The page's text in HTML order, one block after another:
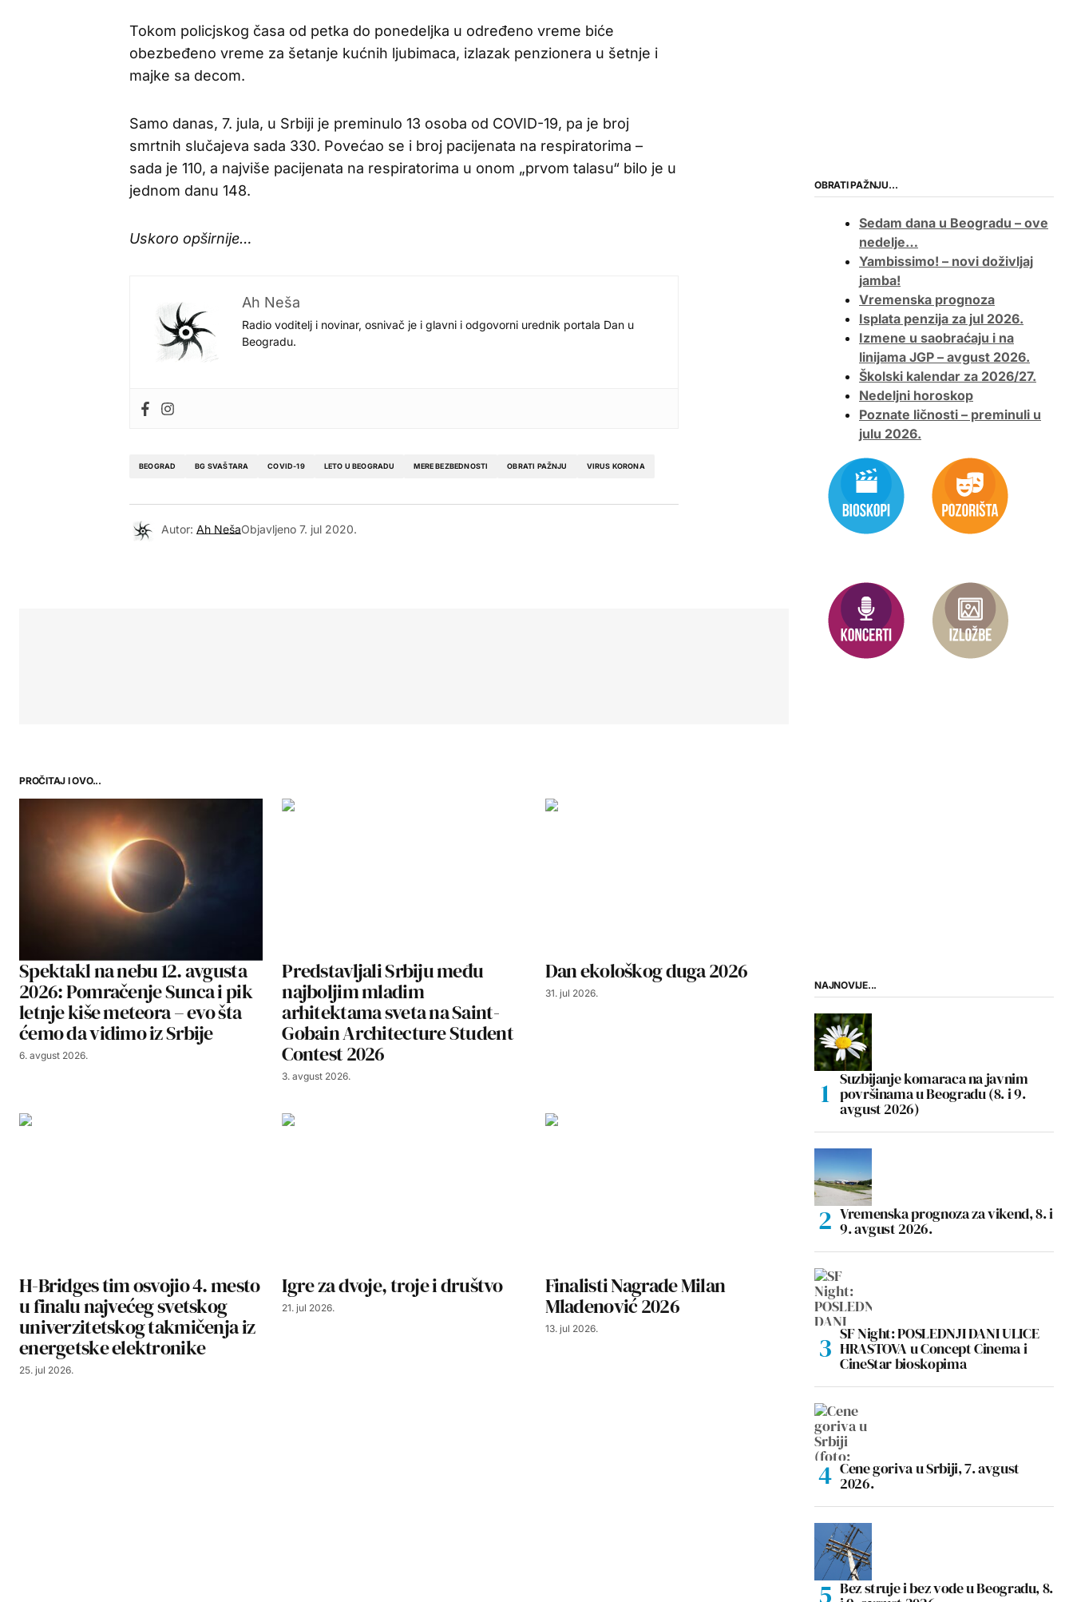
Tokom policjskog časa od petka do ponedeljka u određeno vreme biće
obezbeđeno vreme za šetanje kućnih ljubimaca, izlazak penzionera u šetnje i
majke sa decom.
Samo danas, 7. jula, u Srbiji je preminulo 13 osoba od COVID-19, pa je broj
smrtnih slučajeva sada 330. Povećao se i broj pacijenata na respiratorima –
sada je 110, a najviše pacijenata na respiratorima u onom „prvom talasu“ bilo je u
jednom danu 148.
Uskoro opširnije…
Ah Neša
Radio voditelj i novinar, osnivač je i glavni i odgovorni urednik portala Dan u
Beogradu.
BEOGRAD BG SVAŠTARA COVID-19 LETO U BEOGRADU MERE BEZBEDNOSTI OBRATI PAŽNJU VIRUS KORONA
Autor: Ah NešaObjavljeno 7. jul 2020.
PROČITAJ I OVO...
Spektakl na nebu 12. avgusta
2026: Pomračenje Sunca i pik
letnje kiše meteora – evo šta
ćemo da vidimo iz Srbije
6. avgust 2026.
Predstavljali Srbiju među
najboljim mladim
arhitektama sveta na Saint-
Gobain Architecture Student
Contest 2026
3. avgust 2026.
Dan ekološkog duga 2026
31. jul 2026.
H-Bridges tim osvojio 4. mesto
u finalu najvećeg svetskog
univerzitetskog takmičenja iz
energetske elektronike
25. jul 2026.
Igre za dvoje, troje i društvo
21. jul 2026.
Finalisti Nagrade Milan
Mladenović 2026
13. jul 2026.
OBRATI PAŽNJU…
Sedam dana u Beogradu – ove
nedelje…
Yambissimo! – novi doživljaj
jamba!
Vremenska prognoza
Isplata penzija za jul 2026.
Izmene u saobraćaju i na
linijama JGP – avgust 2026.
Školski kalendar za 2026/27.
Nedeljni horoskop
Poznate ličnosti – preminuli u
julu 2026.
NAJNOVIJE...
Suzbijanje komaraca na javnim
površinama u Beogradu (8. i 9.
avgust 2026)
Vremenska prognoza za vikend, 8. i
9. avgust 2026.
SF Night: POSLEDNJI DANI ULICE
HRASTOVA u Concept Cinema i
CineStar bioskopima
Cene goriva u Srbiji, 7. avgust
2026.
Bez struje i bez vode u Beogradu, 8.